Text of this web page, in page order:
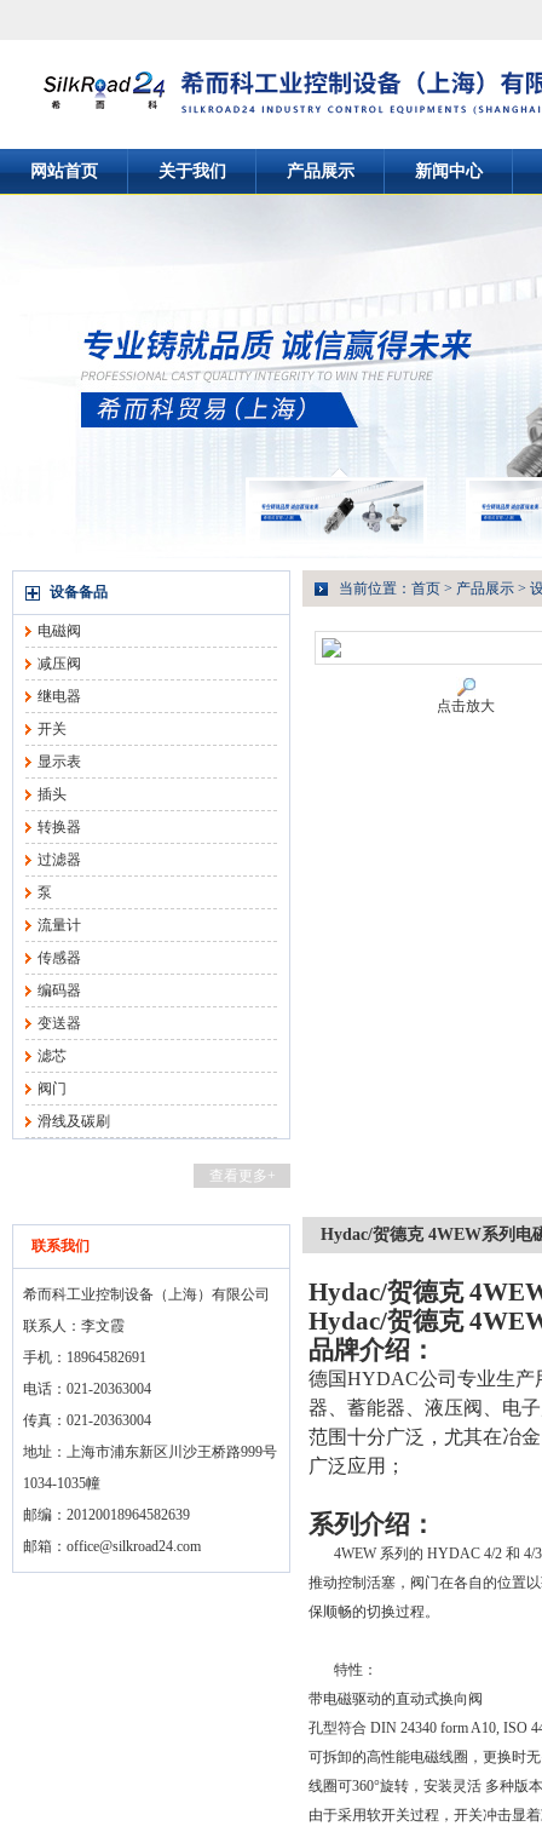
网站首页 关于我们 产品展示 新闻中心
设备备品
电磁阀
减压阀
继电器
开关
显示表
插头
转换器
过滤器
泵
流量计
传感器
编码器
变送器
滤芯
阀门
滑线及碳刷
查看更多+
联系我们
希而科工业控制设备（上海）有限公司
联系人：李文霞
手机：18964582691
电话：021-20363004
传真：021-20363004
地址：上海市浦东新区川沙王桥路999号
1034-1035幢
邮编：20120018964582639
邮箱： office@silkroad24.com
当前位置： 首页 > 产品展示 >
点击放大
Hydac/贺德克 4WEW系列电
Hydac/贺德克
Hydac/贺德克
品牌介绍：
德国HYDAC公司专业生产
器、蓄能器、液压阀、电
范围十分广泛，尤其在冶
广泛应用；
系列介绍：
4WEW 系列的 HYDAC 4/2 和 4/
推动控制活塞，阀门在各自的位置
保顺畅的切换过程。
特性：
带电磁驱动的直动式换向阀
孔型符合 DIN 24340 form A10, ISO
可拆卸的高性能电磁线圈，更换时
线圈可360°旋转，安装灵活 多种版
由于采用软开关过程，开关冲击显